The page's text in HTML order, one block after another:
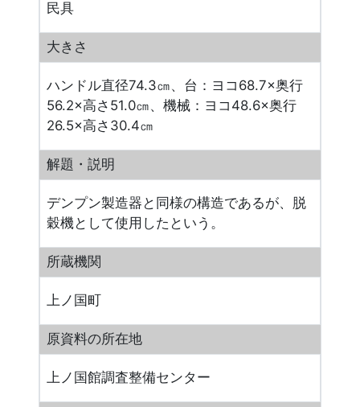
民具
大きさ
ハンドル直径74.3㎝、台：ヨコ68.7×奥行
56.2×高さ51.0㎝、機械：ヨコ48.6×奥行
26.5×高さ30.4㎝
解題・説明
デンプン製造器と同様の構造であるが、脱
穀機として使用したという。
所蔵機関
上ノ国町
原資料の所在地
上ノ国館調査整備センター